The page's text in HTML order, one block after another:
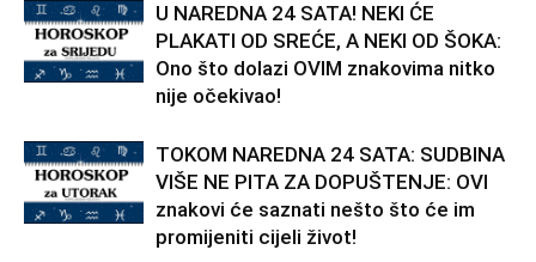
U NAREDNA 24 SATA! NEKI ĆE
PLAKATI OD SREĆE, A NEKI OD ŠOKA:
Ono što dolazi OVIM znakovima nitko
nije očekivao!
TOKOM NAREDNA 24 SATA: SUDBINA
VIŠE NE PITA ZA DOPUŠTENJE: OVI
znakovi će saznati nešto što će im
promijeniti cijeli život!